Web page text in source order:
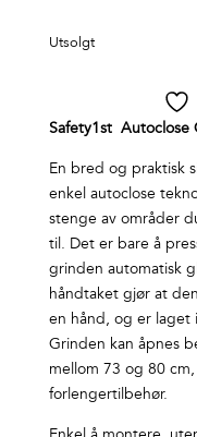
Utsolgt
Safety1st Autoclose
En bred og praktisk
enkel autoclose
stenge av områder
til. Det er bare å
grinden automatisk
håndtaket gjør at
en hånd, og er laget
Grinden kan åpnes
mellom 73 og 80
forlengertilbehør.